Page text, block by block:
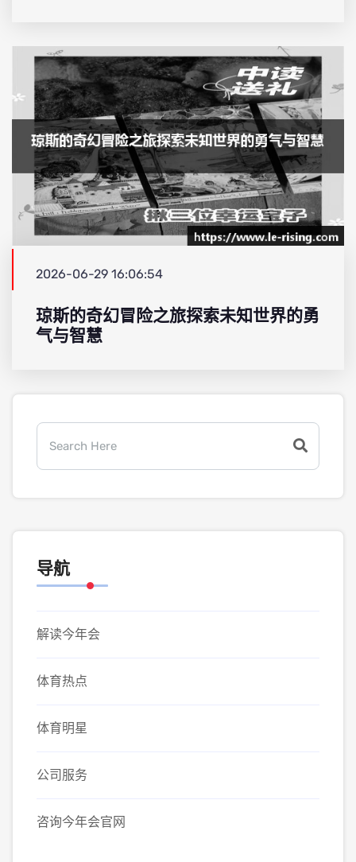
2026-06-29 16:06:54
琼斯的奇幻冒险之旅探索未知世界的勇
气与智慧
导航
解读今年会
体育热点
体育明星
公司服务
咨询今年会官网